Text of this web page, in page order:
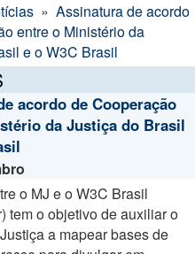
» Assinatura de acordo
entre o Ministério da
e o W3C Brasil
acordo de Cooperação
da Justiça do Brasil
o MJ e o W3C Brasil
tem o objetivo de auxiliar o
a mapear bases de